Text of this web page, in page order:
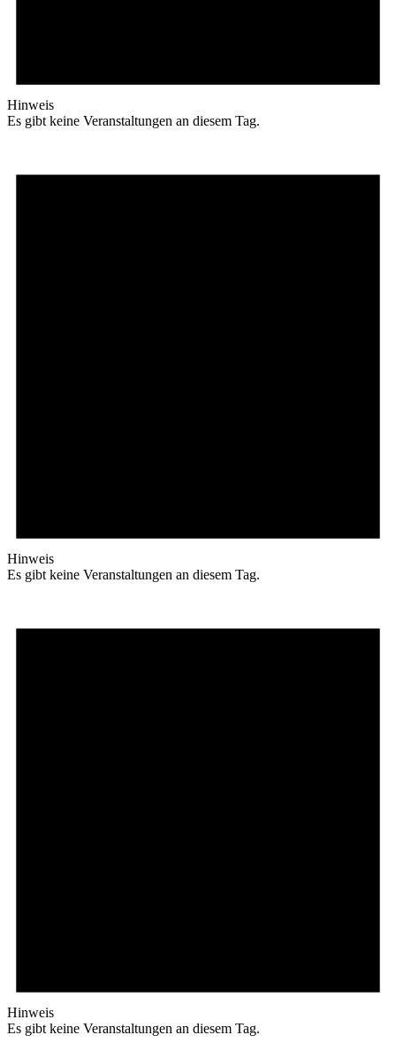
Hinweis
Es gibt keine Veranstaltungen an diesem Tag.
Hinweis
Es gibt keine Veranstaltungen an diesem Tag.
Hinweis
Es gibt keine Veranstaltungen an diesem Tag.